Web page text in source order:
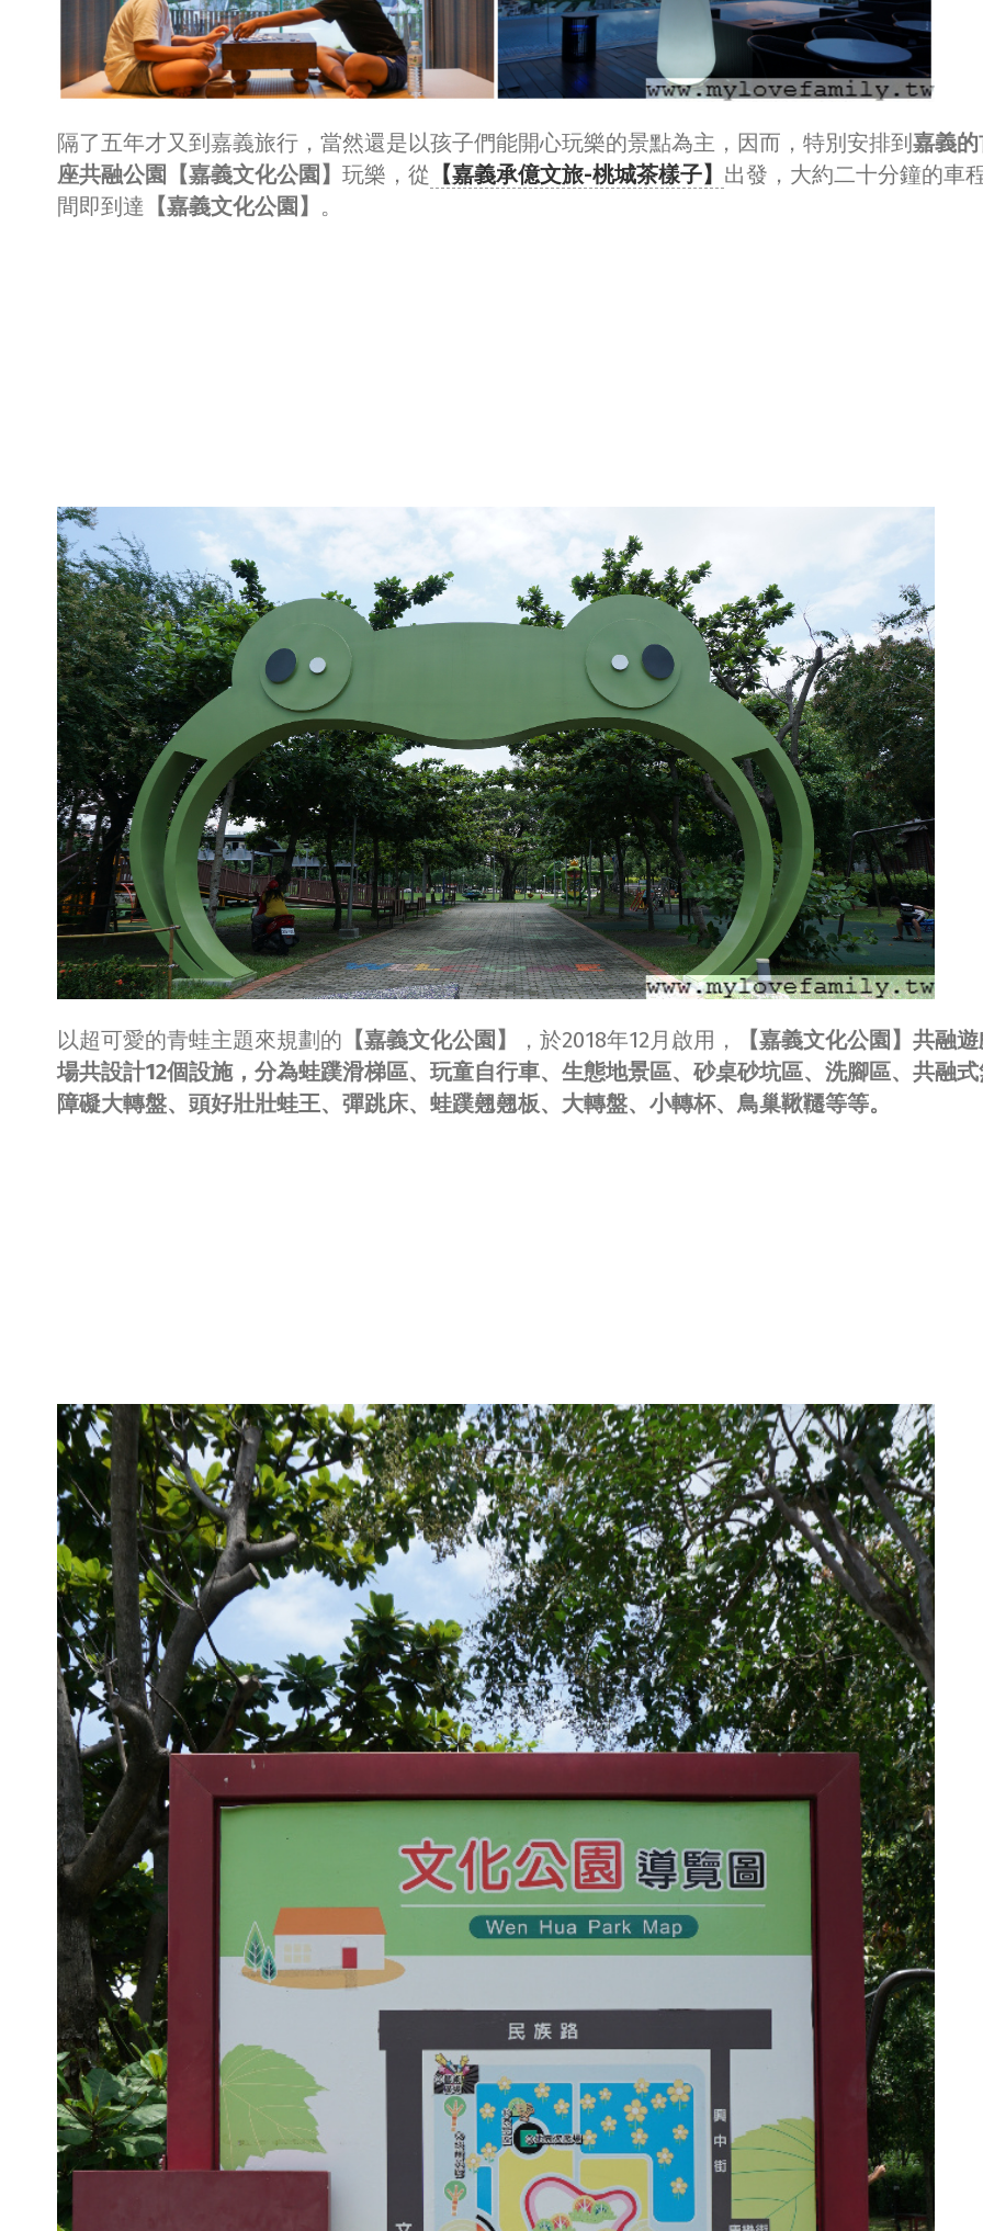
隔了五年才又到嘉義旅行，當然還是以孩子們能開心玩樂的景點為主，因而，特別安排到 嘉義
座共融公園【嘉義文化公園】 玩樂，從 【嘉義承億文旅-桃城茶樣子】 出發，大約二十分鐘的車
間即到達 【嘉義文化公園】 。
以超可愛的青蛙主題來規劃的 【嘉義文化公園】 ，於2018年12月啟用，
【嘉義文化公園】共融
場共設計12個設施，分為蛙蹼滑梯區、玩童自行車、生態地景區、砂桌砂坑區、洗腳區、共融
障礙大轉盤、頭好壯壯蛙王、彈跳床、蛙蹼翹翹板、大轉盤、小轉杯、鳥巢鞦韆等等。